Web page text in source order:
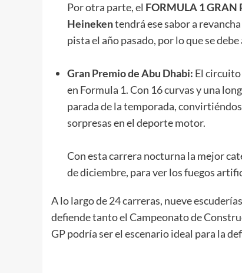
Por otra parte, el FORMULA 1 GRAN
Heinekentendrá ese sabor a
pista el año pasado, por lo que se
Gran Premio de Abu Dhabi: El circuito
en Formula 1. Con 16 curvas y una
parada de la temporada,
sorpresas en el deporte motor.
Con esta carrera nocturna la mejor
de diciembre, para ver los fuegos
A lo largo de 24 carreras, nueve
defiende tanto el Campeonato de
GP podría ser el escenario ideal para la